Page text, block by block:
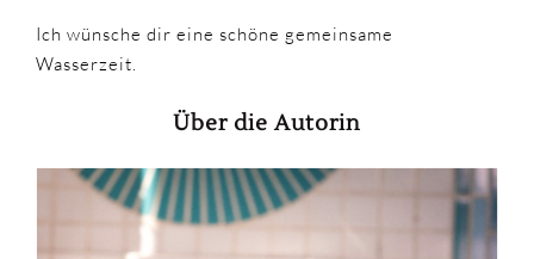
Ich wünsche dir eine schöne gemeinsame
Wasserzeit.
Über die Autorin